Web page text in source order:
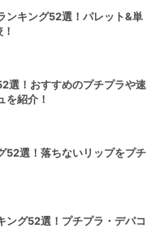
ンキング52選！パレット&単
選！おすすめのプチプラや速
を紹介！
52選！落ちないリップをプチ
ング52選！プチプラ・デパコ